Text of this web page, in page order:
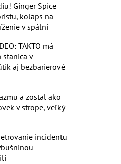
Ginger Spice
kolaps na
v spálni
TAKTO má
stanica v
aj bezbarierové
a zostal ako
v strope, veľký
incidentu